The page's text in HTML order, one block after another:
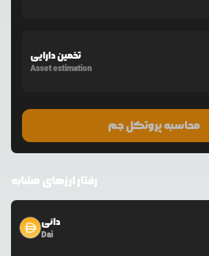
تخمین دارایی
Asset estimation
محاسبه پروتکل جم
رفتار ارزهای مشابه
دائی
Dai